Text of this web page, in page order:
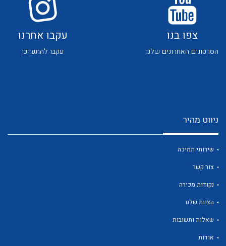
לכל מוצרי היצרן לכל מוצרי היצרן
לכל מוצרי היצרן
צפו בנו
הסרטונים האחרונים שלנו
עקבו אחרנו
עקבו להתעדכן
ניווט מהיר
שירותי תמיכה
צור קשר
נקודות מכירה
הצוות שלנו
שאלות ותשובות
אודות